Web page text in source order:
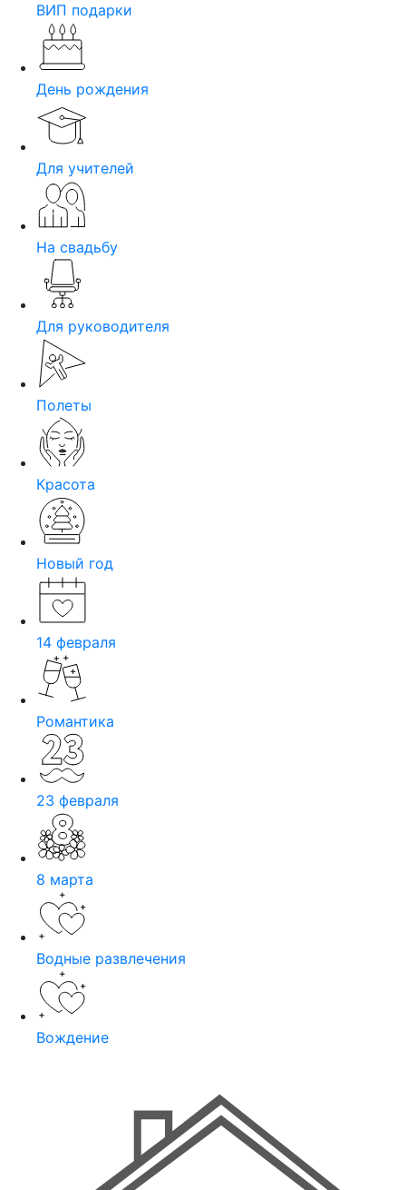
ВИП подарки
День рождения
Для учителей
На свадьбу
Для руководителя
Полеты
Красота
Новый год
14 февраля
Романтика
23 февраля
8 марта
Водные развлечения
Вождение